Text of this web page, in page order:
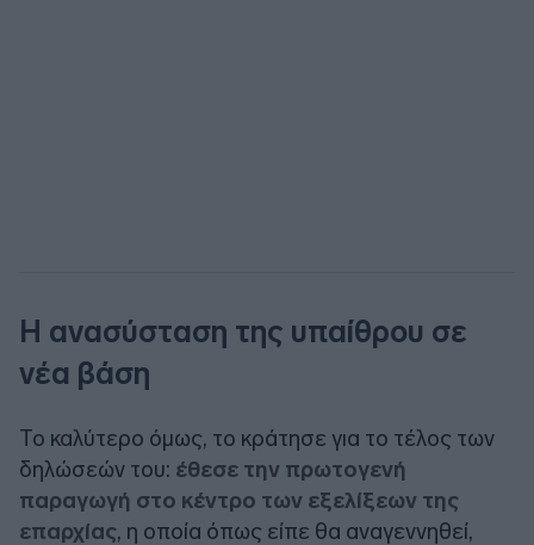
Η ανασύσταση της υπαίθρου σε
νέα βάση
Το καλύτερο όμως, το κράτησε για το τέλος των
δηλώσεών του: έθεσε την πρωτογενή
παραγωγή στο κέντρο των εξελίξεων της
επαρχίας, η οποία όπως είπε θα αναγεννηθεί,